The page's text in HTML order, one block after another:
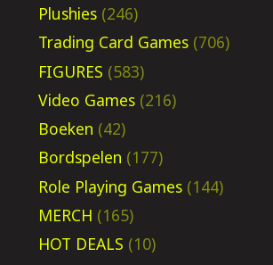
Plushies (246)
Trading Card Games (706)
FIGURES (583)
Video Games (216)
Boeken (42)
Bordspelen (177)
Role Playing Games (144)
MERCH (165)
HOT DEALS (10)